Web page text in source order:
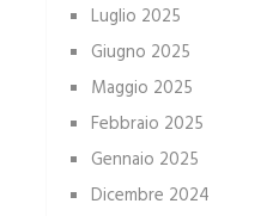
Luglio 2025
Giugno 2025
Maggio 2025
Febbraio 2025
Gennaio 2025
Dicembre 2024